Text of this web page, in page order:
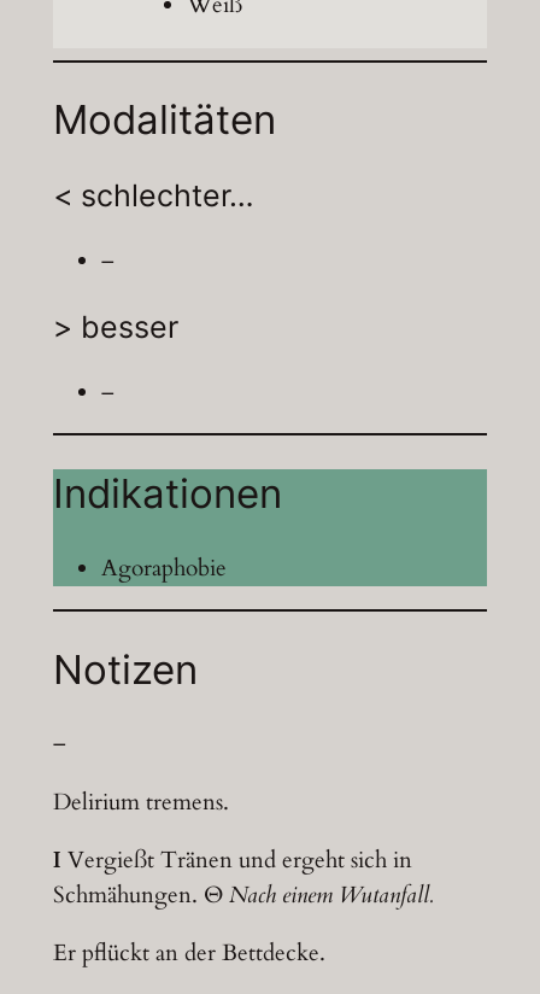
Modalitäten
< schlechter…
–
> besser
–
Indikationen
Agoraphobie
Notizen
–
Delirium tremens.
I Vergießt Tränen und ergeht sich in
Schmähungen. ΘNach einem Wutanfall.
Er pflückt an der Bettdecke.